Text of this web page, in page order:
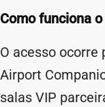
Como funciona
O acesso ocorre
Airport
salas VIP